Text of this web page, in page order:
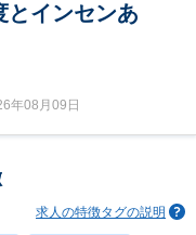
とインセンあ
年08月09日
求人の特徴タグの説明